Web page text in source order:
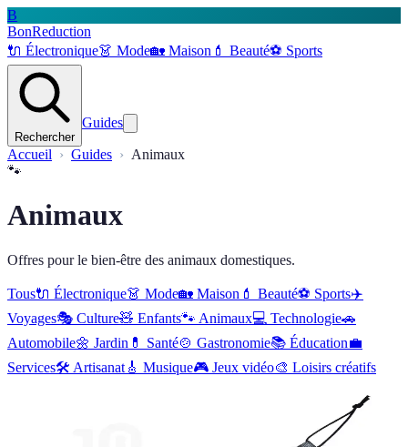
B
BonReduction
🔌 Électronique👗 Mode🏡 Maison 💄 Beauté⚽️ Sports
Rechercher
Guides
Accueil Guides
Animaux
🐾
Animaux
Offres pour le bien-être des animaux domestiques.
Tous🔌 Électronique👗 Mode🏡 Maison 💄 Beauté⚽️ Sports✈️
Voyages🎭 Culture🧸 Enfants🐾 Animaux💻 Technologie🚗
Automobile🌼 Jardin 💊 Santé🍲 Gastronomie📚 Éducation💼
Services🛠 Artisanat 🎸 Musique🎮 Jeux vidéo🎨 Loisirs créatifs